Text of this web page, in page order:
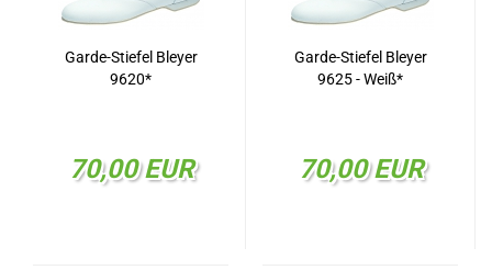
Garde-Stiefel Bleyer
9620*
70,00 EUR
Garde-Stiefel Bleyer
9625 - Weiß*
70,00 EUR